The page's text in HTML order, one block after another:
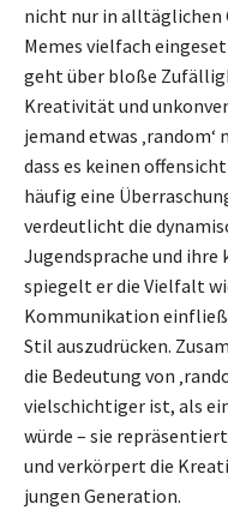
nicht nur in alltäglichen
Memes vielfach
geht über bloße
Kreativität und
jemand etwas
dass es keinen
häufig eine
verdeutlicht die
Jugendsprache und
spiegelt er die Vielfalt
Kommunikation
Stil auszudrücken.
die Bedeutung von
vielschichtiger ist, als
würde – sie
und verkörpert die
jungen Generation.